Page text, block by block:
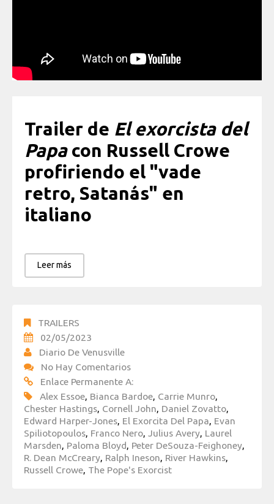
Trailer de El exorcista del
Papacon Russell Crowe
profiriendo el "vade
retro, Satanás" en
italiano
Leer más
TRAILERS
02/05/2023
Diario De Venusville
No Hay Comentarios
Enlace Permanente A:
Alex Essoe, Bianca Bardoe, Carrie Munro,
Chester Hastings, Cornell John, Daniel Zovatto,
Edward Harper-Jones, El Exorcita Del Papa, Evan
Spiliotopoulos, Franco Nero, Julius Avery, Laurel
Marsden, Paloma Bloyd, Peter DeSouza-Feighoney,
R. Dean McCreary, Ralph Ineson, River Hawkins,
Russell Crowe, The Pope's Exorcist